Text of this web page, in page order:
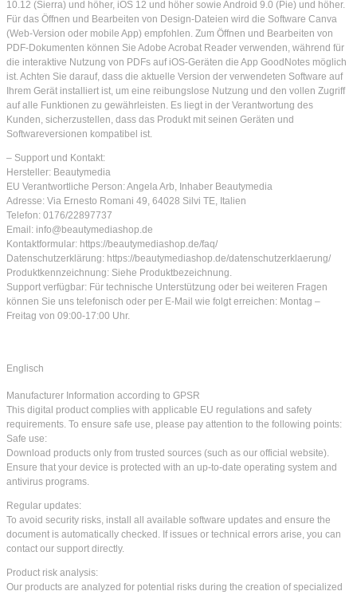
10.12 (Sierra) und höher, iOS 12 und höher sowie Android 9.0 (Pie) und höher.
Für das Öffnen und Bearbeiten von Design-Dateien wird die Software Canva
(Web-Version oder mobile App) empfohlen. Zum Öffnen und Bearbeiten von
PDF-Dokumenten können Sie Adobe Acrobat Reader verwenden, während für
die interaktive Nutzung von PDFs auf iOS-Geräten die App GoodNotes möglich
ist. Achten Sie darauf, dass die aktuelle Version der verwendeten Software auf
Ihrem Gerät installiert ist, um eine reibungslose Nutzung und den vollen Zugriff
auf alle Funktionen zu gewährleisten. Es liegt in der Verantwortung des
Kunden, sicherzustellen, dass das Produkt mit seinen Geräten und
Softwareversionen kompatibel ist.
– Support und Kontakt:
Hersteller: Beautymedia
EU Verantwortliche Person: Angela Arb, Inhaber Beautymedia
Adresse: Via Ernesto Romani 49, 64028 Silvi TE, Italien
Telefon: 0176/22897737
Email: info@beautymediashop.de
Kontaktformular: https://beautymediashop.de/faq/
Datenschutzerklärung: https://beautymediashop.de/datenschutzerklaerung/
Produktkennzeichnung: Siehe Produktbezeichnung.
Support verfügbar: Für technische Unterstützung oder bei weiteren Fragen
können Sie uns telefonisch oder per E-Mail wie folgt erreichen: Montag –
Freitag von 09:00-17:00 Uhr.
Englisch
Manufacturer Information according to GPSR
This digital product complies with applicable EU regulations and safety
requirements. To ensure safe use, please pay attention to the following points:
Safe use:
Download products only from trusted sources (such as our official website).
Ensure that your device is protected with an up-to-date operating system and
antivirus programs.
Regular updates:
To avoid security risks, install all available software updates and ensure the
document is automatically checked. If issues or technical errors arise, you can
contact our support directly.
Product risk analysis:
Our products are analyzed for potential risks during the creation of specialized